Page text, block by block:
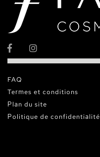
FAQ
Termes et conditions
Plan du site
Politique de confidentialité